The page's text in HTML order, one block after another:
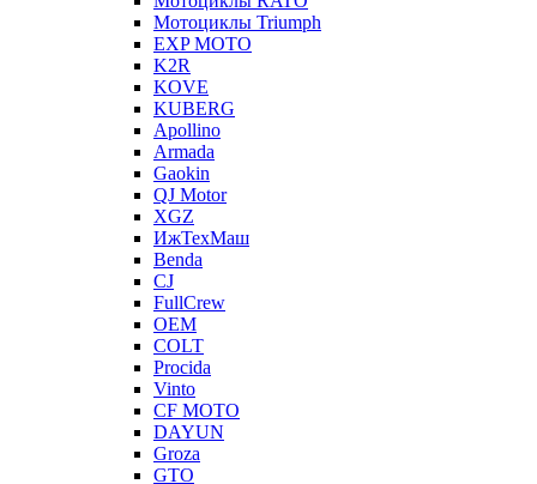
Мотоциклы Triumph
EXP MOTO
K2R
KOVE
KUBERG
Apollino
Armada
Gaokin
QJ Motor
XGZ
ИжТехМаш
Benda
CJ
FullCrew
OEM
COLT
Procida
Vinto
CF MOTO
DAYUN
Groza
GTO